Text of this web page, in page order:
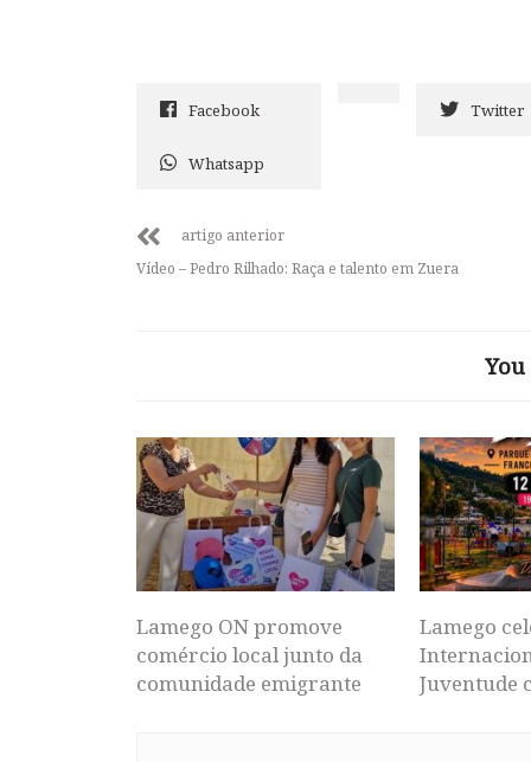
Facebook Twitter
Whatsapp
artigo anterior
Vídeo – Pedro Rilhado: Raça e talento em Zuera
Lamego ON promove
comércio local junto da
comunidade emigrante
Lamego
Juventude